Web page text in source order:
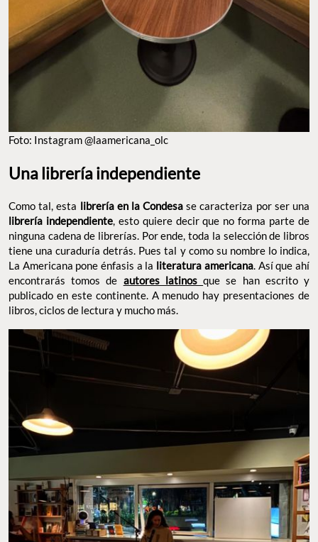
Foto: Instagram @laamericana_olc
Una librería independiente
Como tal, esta librería en la Condesa se caracteriza por ser una
librería independiente, esto quiere decir que no forma parte de
ninguna cadena de librerías. Por ende, toda la selección de libros
tiene una curaduría detrás. Pues tal y como su nombre lo indica,
La Americana pone énfasis a la literatura americana. Así que ahí
encontrarás tomos de autores latinosque se han escrito y
publicado en este continente. A menudo hay presentaciones de
libros, ciclos de lectura y mucho más.